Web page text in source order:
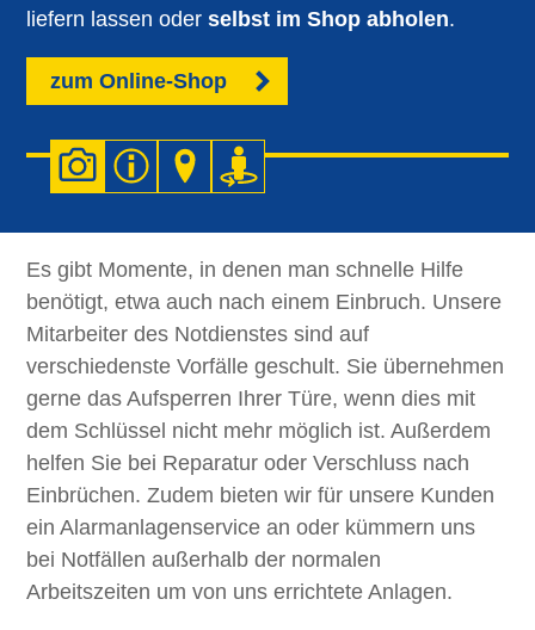
liefern lassen oderselbst im Shop abholen.
zum Online-Shop
ÖFFNUNGSZEITEN
Mo - Do
8.00 - 12.30 Uhr
13.00 - 17.00 Uhr
Freitag
8.00 - 14.00 Uhr
SAFEINN Sicherheitsshop
Innsbrucker Straße 50
6130 Schwaz
05242/62 259
safeinn@lintner.at
Es gibt Momente, in denen man schnelle Hilfe
benötigt, etwa auch nach einem Einbruch. Unsere
Mitarbeiter des Notdienstes sind auf
verschiedenste Vorfälle geschult. Sie übernehmen
gerne das Aufsperren Ihrer Türe, wenn dies mit
dem Schlüssel nicht mehr möglich ist. Außerdem
helfen Sie bei Reparatur oder Verschluss nach
Einbrüchen. Zudem bieten wir für unsere Kunden
ein Alarmanlagenservice an oder kümmern uns
bei Notfällen außerhalb der normalen
Arbeitszeiten um von uns errichtete Anlagen.